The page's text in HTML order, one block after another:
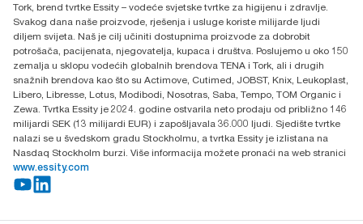
H-1021 Budapest
Budakeszi út 51.
Tork, brend tvrtke Essity – vodeće svjetske tvrtke za higijenu i zdravlje.
Svakog dana naše proizvode, rješenja i usluge koriste milijarde ljudi
diljem svijeta. Naš je cilj učiniti dostupnima proizvode za dobrobit
potrošača, pacijenata, njegovatelja, kupaca i društva. Poslujemo u oko 150
zemalja u sklopu vodećih globalnih brendova TENA i Tork, ali i drugih
snažnih brendova kao što su Actimove, Cutimed, JOBST, Knix, Leukoplast,
Libero, Libresse, Lotus, Modibodi, Nosotras, Saba, Tempo, TOM Organic i
Zewa. Tvrtka Essity je 2024. godine ostvarila neto prodaju od približno 146
milijardi SEK (13 milijardi EUR) i zapošljavala 36.000 ljudi. Sjedište tvrtke
nalazi se u švedskom gradu Stockholmu, a tvrtka Essity je izlistana na
Nasdaq Stockholm burzi. Više informacija možete pronaći na web stranici
www.essity.com